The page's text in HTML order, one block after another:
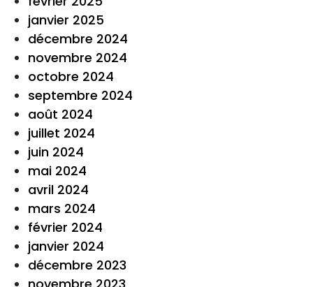
janvier 2025
décembre 2024
novembre 2024
octobre 2024
septembre 2024
août 2024
juillet 2024
juin 2024
mai 2024
avril 2024
mars 2024
février 2024
janvier 2024
décembre 2023